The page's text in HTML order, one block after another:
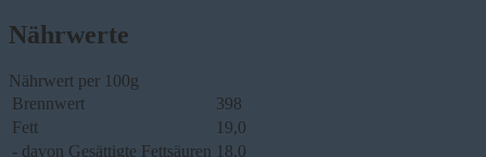
Nährwerte
Nährwert per 100g
Brennwert
398
Fett
19,0
- davon Gesättigte Fettsäuren 18,0